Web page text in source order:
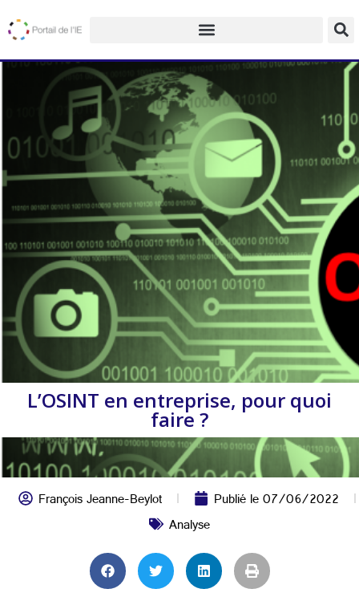
L’OSINT en entreprise, pour quoi
faire ?
François Jeanne-Beylot Publié le07/06/2022
Analyse